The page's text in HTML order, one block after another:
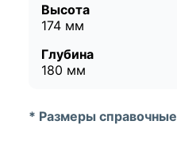
Высота
174 мм
Глубина
180 мм
* Размеры справочные